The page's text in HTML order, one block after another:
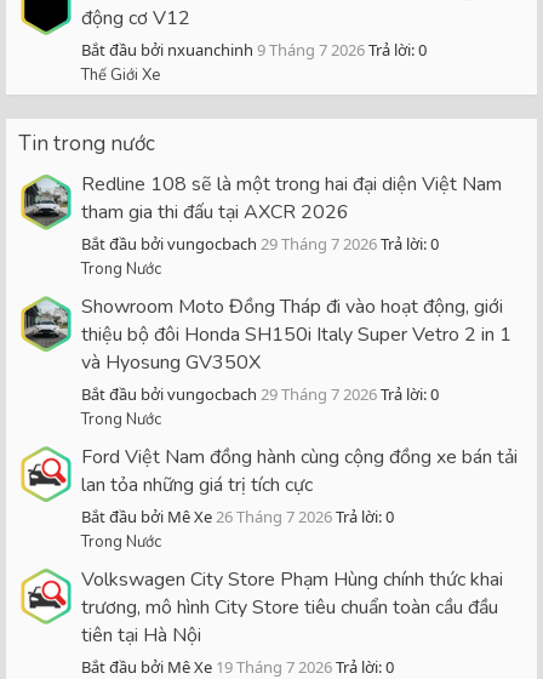
động cơ V12
Bắt đầu bởi nxuanchinh 9 Tháng 7 2026Trả lời: 0
Thế Giới Xe
Tin trong nước
Redline 108 sẽ là một trong hai đại diện Việt Nam
tham gia thi đấu tại AXCR 2026
Bắt đầu bởi vungocbach 29 Tháng 7 2026Trả lời: 0
Trong Nước
Showroom Moto Đồng Tháp đi vào hoạt động, giới
thiệu bộ đôi Honda SH150i Italy Super Vetro 2 in 1
và Hyosung GV350X
Bắt đầu bởi vungocbach 29 Tháng 7 2026Trả lời: 0
Trong Nước
Ford Việt Nam đồng hành cùng cộng đồng xe bán tải
lan tỏa những giá trị tích cực
Bắt đầu bởi Mê Xe26 Tháng 7 2026Trả lời: 0
Trong Nước
Volkswagen City Store Phạm Hùng chính thức khai
trương, mô hình City Store tiêu chuẩn toàn cầu đầu
tiên tại Hà Nội
Bắt đầu bởi Mê Xe 19 Tháng 7 2026Trả lời: 0